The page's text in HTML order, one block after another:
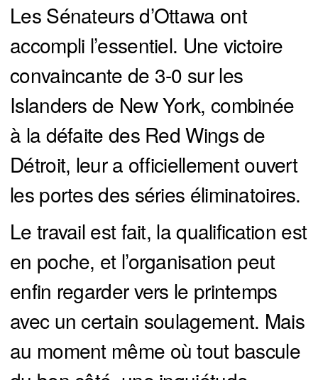
Les Sénateurs d’Ottawa ont
accompli l’essentiel. Une victoire
convaincante de 3-0 sur les
Islanders de New York, combinée
à la défaite des Red Wings de
Détroit, leur a officiellement ouvert
les portes des séries éliminatoires.
Le travail est fait, la qualification est
en poche, et l’organisation peut
enfin regarder vers le printemps
avec un certain soulagement. Mais
au moment même où tout bascule